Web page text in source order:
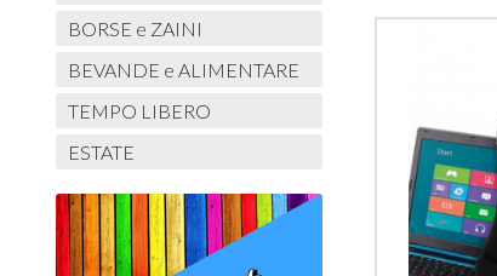
BORSE e ZAINI
BEVANDE e ALIMENTARE
TEMPO LIBERO
ESTATE